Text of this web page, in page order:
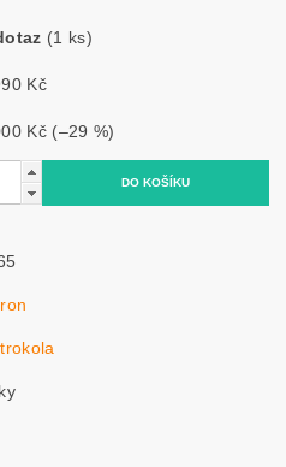
(1 ks)
Kč
Kč (–29 %)